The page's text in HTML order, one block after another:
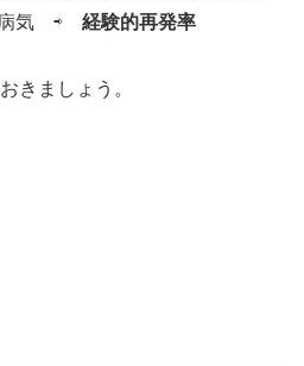
病気 ⇨経験的再発率
きましょう。